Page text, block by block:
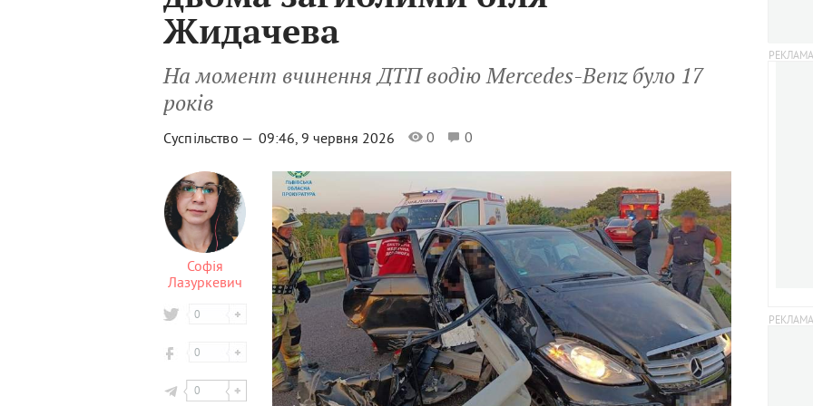
Жидачева
На момент вчинення ДТП водію Mercedes-Benz було 17
років
Суспільство — 09:46, 9 червня 2026 0 0
Софія
Лазуркевич
0
0
0